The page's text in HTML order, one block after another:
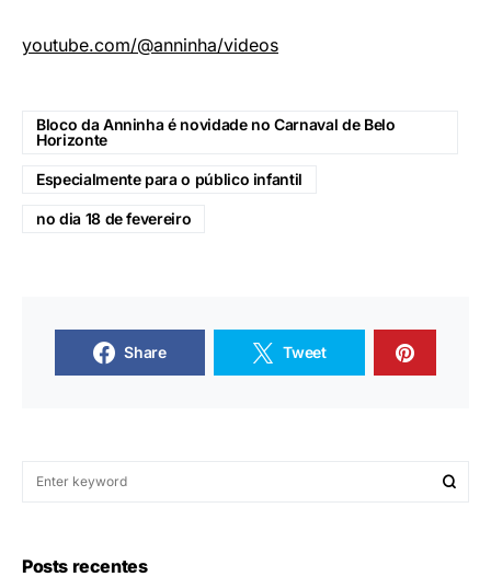
youtube.com/@anninha/videos
Bloco da Anninha é novidade no Carnaval de Belo
Horizonte
Especialmente para o público infantil
no dia 18 de fevereiro
Share Tweet
Posts recentes